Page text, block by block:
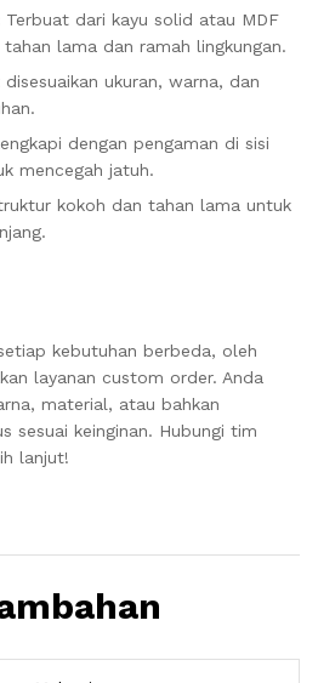
Terbuat dari kayu solid atau MDF
lama dan ramah lingkungan.
disesuaikan ukuran, warna, dan
dengan pengaman di sisi
mencegah jatuh.
kokoh dan tahan lama untuk
kebutuhan berbeda, oleh
layanan custom order. Anda
material, atau bahkan
sesuai keinginan. Hubungi tim
lanjut!